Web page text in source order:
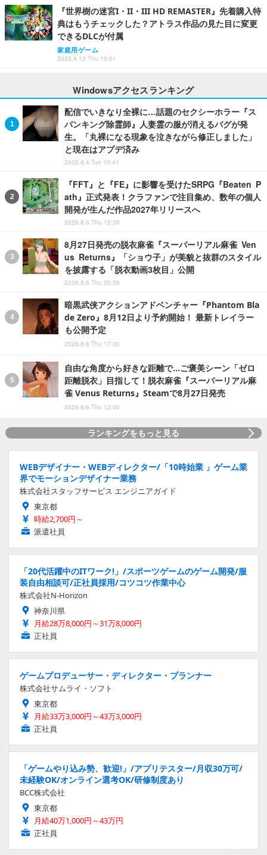
『世界樹の迷宮I・II・III HD REMASTER』先着購入特
典はもうチェックした？アトラス作品の見た目に変更
できるDLCが付属
家庭用ゲーム
2023.4.13 Thu 19:01
Windowsアクセスランキング
配信でいきなり全裸に…話題のセクシーホラー『ス
パンキング除霊師』人妻霊の服が消えるバグが発
生。「丸裸になる現象を泣きながら修正しました」
と現在はアプデ済み
2026.8.4 Tue 10:41
『FFT』と『FE』に影響を受けたSRPG『Beaten P
ath』正式発表！クラファンで注目集め、数年の個人
開発が生んだ作品2027年リリースへ
2026.8.6 Thu 12:30
8月27日発売の脱衣麻雀『スーパーリアル麻雀 Ven
us Returns』「ショウ子」が美貌と抜群のスタイル
を披露する「脱衣動画3枚目」公開
2026.8.6 Thu 20:39
暗黒武侠アクションアドベンチャー『Phantom Bla
de Zero』8月12日より予約開始！ 最新トレイラー
も公開予定
2026.8.6 Thu 17:30
自由な角度から好きな距離で…ご褒美シーン「ゼロ
距離脱衣」目指して！脱衣麻雀『スーパーリアル麻
雀 Venus Returns』Steamで8月27日発売
2026.8.6 Thu 12:00
ランキングをもっと見る
WEBデザイナー・WEBディレクター/「10時始業 」ゲーム業
界でモーションデザイナー業務
株式会社スタッフサービス エンジニアガイド
東京都
時給2,700円～
派遣社員
「20代活躍中のITワーク!」/スポーツゲームのゲーム開発/服
装自由相談可/正社員採用/コツコツ作業中心
株式会社N-Horizon
神奈川県
月給28万8,000円～31万8,000円
正社員
ゲームプロデューサー・ディレクター・プランナー
株式会社サムライ・ソフト
東京都
月給33万3,000円～43万3,000円
正社員
「ゲームやり込み勢、歓迎!」/アプリテスター/月収30万可/
未経験OK/オンライン選考OK/研修制度あり
BCC株式会社
東京都
月給40万1,000円～43万円
正社員